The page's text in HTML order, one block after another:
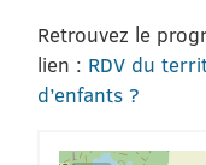
Retrouvez le
lien : RDV du
d’enfants ?